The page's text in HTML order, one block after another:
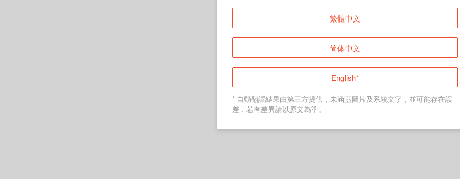
登入
返回首頁
繁體中文
简体中文
English*
* 自動翻譯結果由第三方提供，未涵蓋圖片及系統文字，並可能存在誤
差，若有差異請以原文為準。